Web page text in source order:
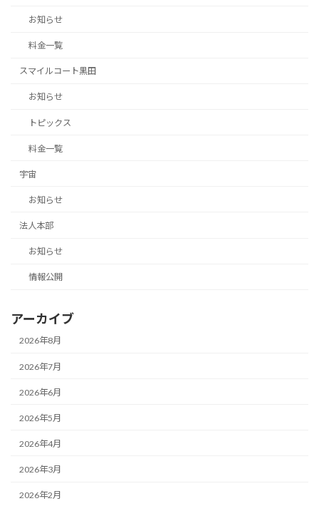
お知らせ
料金一覧
スマイルコート黒田
お知らせ
トピックス
料金一覧
宇宙
お知らせ
法人本部
お知らせ
情報公開
アーカイブ
2026年8月
2026年7月
2026年6月
2026年5月
2026年4月
2026年3月
2026年2月